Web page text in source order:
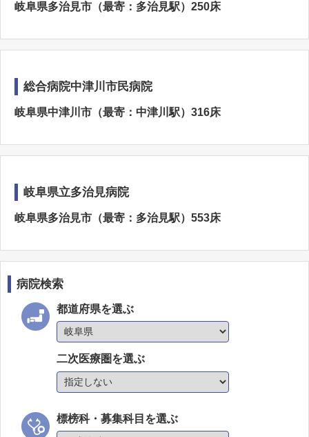
岐阜県多治見市（最寄：多治見駅）250床
総合病院中津川市民病院
岐阜県中津川市（最寄：中津川駅）316床
岐阜県立多治見病院
岐阜県多治見市（最寄：多治見駅）553床
病院検索
都道府県を選ぶ
二次医療圏を選ぶ
標榜科・募集科目を選ぶ